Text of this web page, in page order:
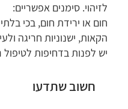
לזיהוי. סימנים אפשריים:
חום או ירידת חום, בכי
הקאות, ישנוניות חריגה
יש לפנות בדחיפות לטיפול
חשוב שתדעו